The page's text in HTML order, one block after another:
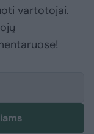
vartotojai.